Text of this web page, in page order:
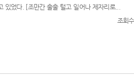
있었다. [조만간 훌훌 털고 일어나 제자리로...
조회